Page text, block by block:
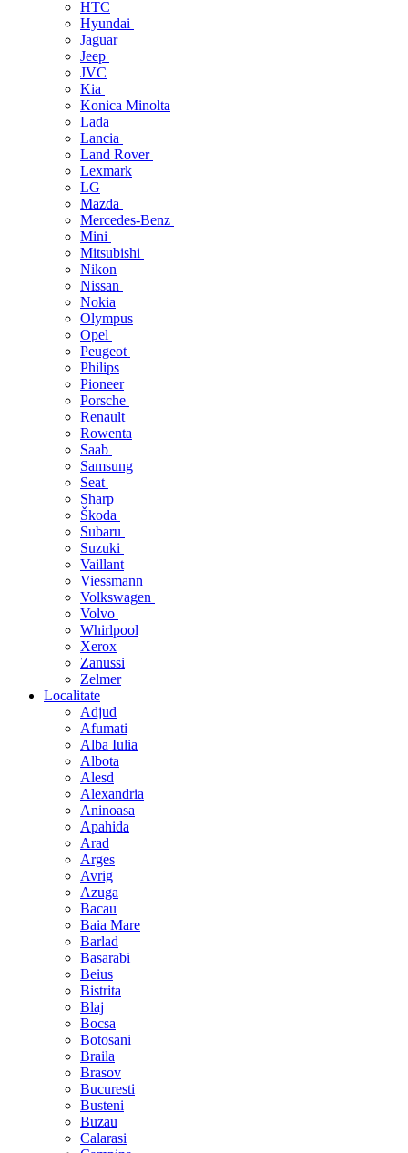
HTC
Hyundai
Jaguar
Jeep
JVC
Kia
Konica Minolta
Lada
Lancia
Land Rover
Lexmark
LG
Mazda
Mercedes-Benz
Mini
Mitsubishi
Nikon
Nissan
Nokia
Olympus
Opel
Peugeot
Philips
Pioneer
Porsche
Renault
Rowenta
Saab
Samsung
Seat
Sharp
Škoda
Subaru
Suzuki
Vaillant
Viessmann
Volkswagen
Volvo
Whirlpool
Xerox
Zanussi
Zelmer
Localitate
Adjud
Afumati
Alba Iulia
Albota
Alesd
Alexandria
Aninoasa
Apahida
Arad
Arges
Avrig
Azuga
Bacau
Baia Mare
Barlad
Basarabi
Beius
Bistrita
Blaj
Bocsa
Botosani
Braila
Brasov
Bucuresti
Busteni
Buzau
Calarasi